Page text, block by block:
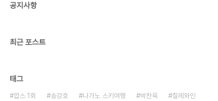
공지사항
최근 포스트
태그
깝스 1회 송강호 나가노 스키여행 박찬욱
칠레와인